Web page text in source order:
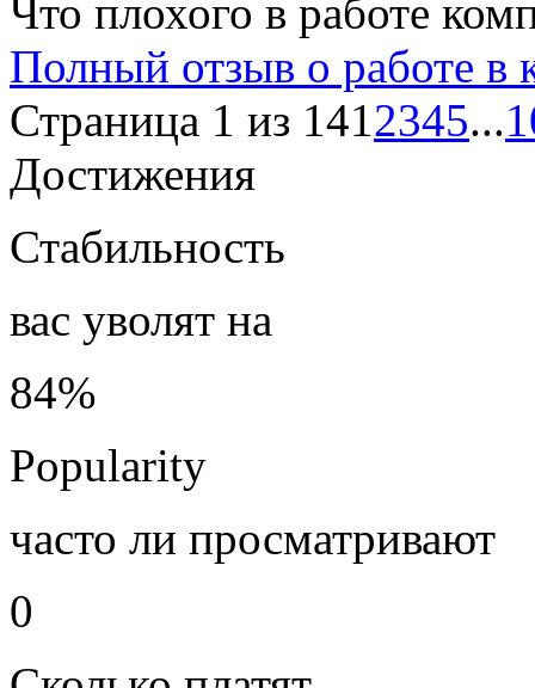
Что плохого в работе
Полный отзыв о работе в
Страница 1 из 1412345...
Достижения
Стабильность
вас уволят на
84%
Popularity
часто ли просматривают
0